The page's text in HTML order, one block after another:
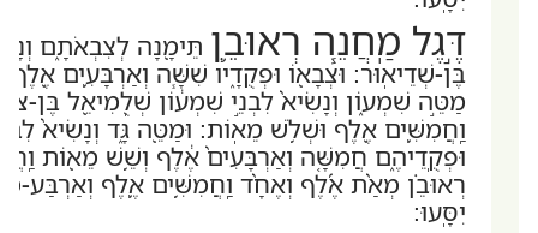
דֶּ֣גֶל מַֽחֲנֵ֧ה רְאוּבֵ֛ן תֵּימָ֖נָה לְצִבְאֹתָ֑ם
בֶּן-שְׁדֵיאֽוּר: וּצְבָא֖וֹ וּפְקֻדָ֑יו שִׁשָּׁ֧ה וְאַרְבָּעִ֛ים
מַטֵּ֣ה שִׁמְע֑וֹן וְנָשִׂיא֙ לִבְנֵ֣י שִׁמְע֔וֹן שְׁלֻֽמִיאֵ֖ל בֶּן-
וַֽחֲמִשִּׁ֛ים אֶ֖לֶף וּשְׁלֹ֥שׁ מֵאֽוֹת: וּמַטֵּ֖ה גָּ֑ד וְנָשִׂיא֙
וּפְקֻֽדֵיהֶ֑ם חֲמִשָּׁ֤ה וְאַרְבָּעִים֙ אֶ֔לֶף וְשֵׁ֥שׁ מֵא֖וֹת
רְאוּבֵ֗ן מְאַ֨ת אֶ֜לֶף וְאֶחָ֨ד וַֽחֲמִשִּׁ֥ים אֶ֛לֶף וְאַרְבַּע-
יִסָּֽעוּ: